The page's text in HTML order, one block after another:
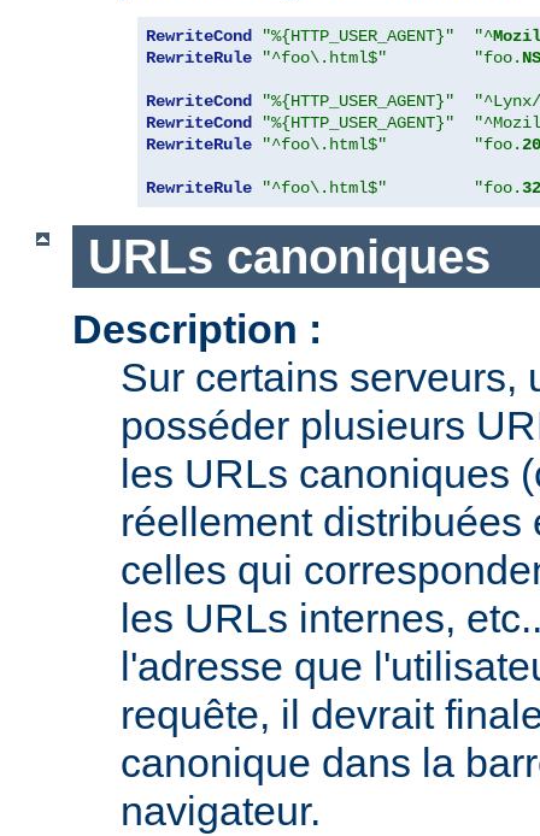
RewriteCond "%{HTTP_USER_AGENT}" "^
RewriteRule
"^foo\.html$" "foo. NS
RewriteCond "%{HTTP_USER_AGENT}"
RewriteCond
"%{HTTP_USER_AGENT}"
RewriteRule
"^foo\.html$" "foo.20
RewriteRule "^foo\.html$" "foo.32
URLs canoniques
Description :
Sur certains serveurs,
posséder plusieurs
les URLs canoniques
réellement distribuées
celles qui
les URLs internes,
l'adresse que
requête, il devrait
canonique dans la
navigateur.